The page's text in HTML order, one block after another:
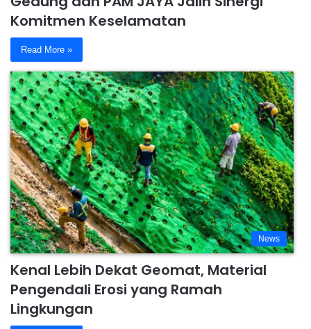
Komitmen Keselamatan
Read More »
News
Kenal Lebih Dekat Geomat, Material
Pengendali Erosi yang Ramah
Lingkungan